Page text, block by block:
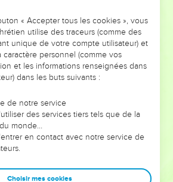
PAS L’ÉVÉNEMENT
L’ANNÉE !
POUVAIENT VOUS ÉVITER LES
VOTRES ?
Mais on voit moins les doutes, les erreurs
qu'ils ont traversés, alors même que ce
qui les ont façonnés.
leaders, entrepreneurs, et responsables
plus de sagesse afin que leurs erreurs
« Accepter tous les cookies », vous
utilise des traceurs (comme des
unique de votre compte utilisateur) et
caractère personnel (comme vos
et les informations renseignées dans
dans les buts suivants :
de notre service
des services tiers tels que de la
monde…
en contact avec notre service de
Choisir mes cookies